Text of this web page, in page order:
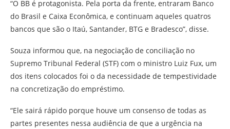
“O BB é protagonista. Pela porta da frente, entraram Banco
do Brasil e Caixa Econômica, e continuam aqueles quatros
bancos que são o Itaú, Santander, BTG e Bradesco”, disse.
Souza informou que, na negociação de conciliação no
Supremo Tribunal Federal (STF) com o ministro Luiz Fux, um
dos itens colocados foi o da necessidade de tempestividade
na concretização do empréstimo.
“Ele sairá rápido porque houve um consenso de todas as
partes presentes nessa audiência de que a urgência na